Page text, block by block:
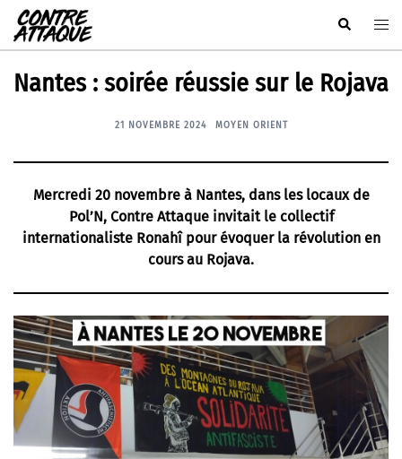
Aller
au
contenu
Rechercher
Nantes : soirée réussie sur le Rojava
21 NOVEMBRE 2024 MOYEN ORIENT
Mercredi 20 novembre à Nantes, dans les locaux de
Pol’N, Contre Attaque invitait le collectif
internationaliste Ronahî pour évoquer la révolution en
cours au Rojava.